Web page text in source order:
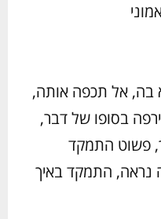
אל תכפה אותה,
בסופו של דבר,
פשוט התמקד
נראה, התמקד באיך